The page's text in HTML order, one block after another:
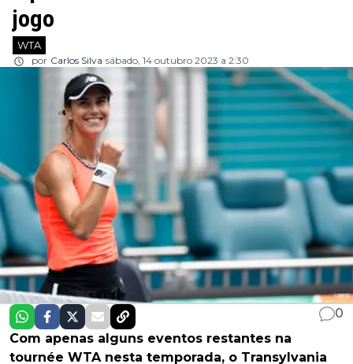
jogo
WTA
por Carlos Silva sábado, 14 outubro 2023 a 2:30
0
Com apenas alguns eventos restantes na
tournée WTA nesta temporada, o Transylvania